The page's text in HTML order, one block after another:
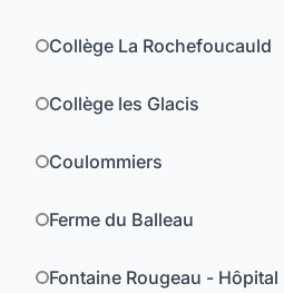
Collège La Rochefoucauld
Collège les Glacis
Coulommiers
Ferme du Balleau
Fontaine Rougeau - Hôpital